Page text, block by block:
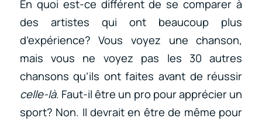
En quoi est-ce différent de se comparer à
des artistes qui ont beaucoup plus
d’expérience? Vous voyez une chanson,
mais vous ne voyez pas les 30 autres
chansons qu’ils ont faites avant de réussir
celle-là. Faut-il être un pro pour apprécier un
sport? Non. Il devrait en être de même pour